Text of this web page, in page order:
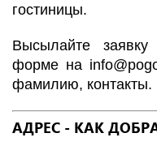
гостиницы.
Высылайте
форме на info@
фамилию, контакты.
АДРЕС - КАК